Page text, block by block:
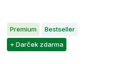
Premium
Bestseller
+ Darček zdarma